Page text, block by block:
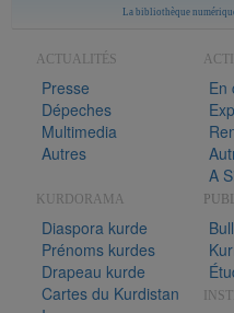
La bibliothèque
ACTUALITÉS
Presse
Dépeches
Multimedia
Autres
En
A
KURDORAMA
Diaspora kurde
Prénoms kurdes
Drapeau kurde
Cartes du Kurdistan